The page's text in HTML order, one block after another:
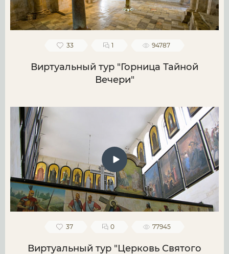
33 1 94787
Виртуальный тур "Горница Тайной
Вечери"
37 0 77945
Виртуальный тур "Церковь Святого